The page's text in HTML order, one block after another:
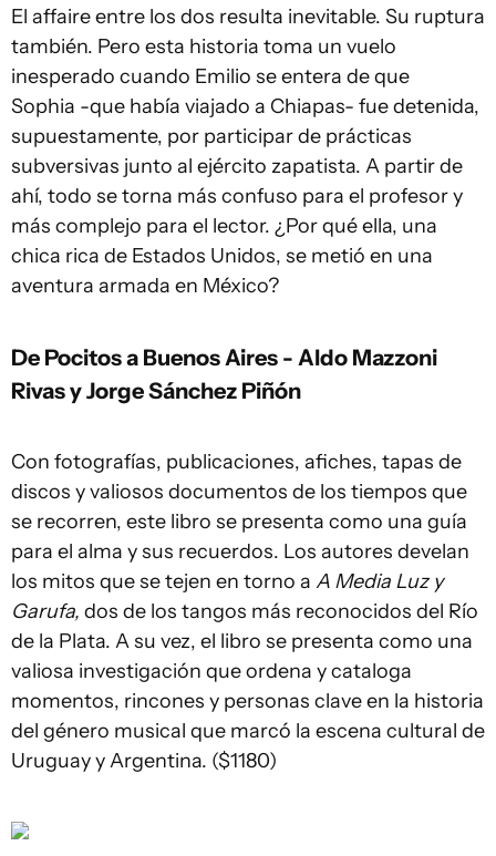
El affaire entre los dos resulta inevitable. Su ruptura
también. Pero esta historia toma un vuelo
inesperado cuando Emilio se entera de que
Sophia -que había viajado a Chiapas- fue detenida,
supuestamente, por participar de prácticas
subversivas junto al ejército zapatista. A partir de
ahí, todo se torna más confuso para el profesor y
más complejo para el lector. ¿Por qué ella, una
chica rica de Estados Unidos, se metió en una
aventura armada en México?
De Pocitos a Buenos Aires - Aldo Mazzoni
Rivas y Jorge Sánchez Piñón
Con fotografías, publicaciones, afiches, tapas de
discos y valiosos documentos de los tiempos que
se recorren, este libro se presenta como una guía
para el alma y sus recuerdos. Los autores develan
los mitos que se tejen en torno a A Media Luz y
Garufa, dos de los tangos más reconocidos del Río
de la Plata. A su vez, el libro se presenta como una
valiosa investigación que ordena y cataloga
momentos, rincones y personas clave en la historia
del género musical que marcó la escena cultural de
Uruguay y Argentina. ($1180)